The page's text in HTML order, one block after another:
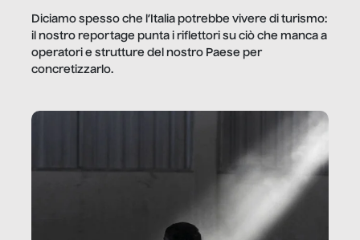
Diciamo spesso che l’Italia potrebbe vivere di turismo:
il nostro reportage punta i riflettori su ciò che manca a
operatori e strutture del nostro Paese per
concretizzarlo.